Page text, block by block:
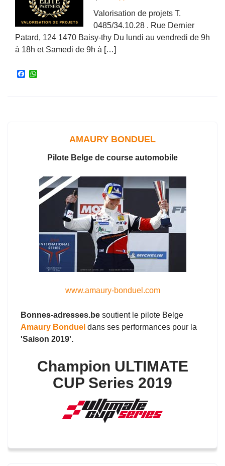
Valorisation de projets T.
0485/34.10.28 . Rue Dernier
Patard, 124 1470 Baisy-thy Du lundi au vendredi de 9h
à 18h et Samedi de 9h à […]
F
AMAURY BONDUEL
Pilote Belge de course automobile
www.amaury-bonduel.com
Bonnes-adresses.be soutient le pilote Belge
Amaury Bonduel dans ses performances pour la
'Saison 2019'.
Champion ULTIMATE
CUP Series 2019